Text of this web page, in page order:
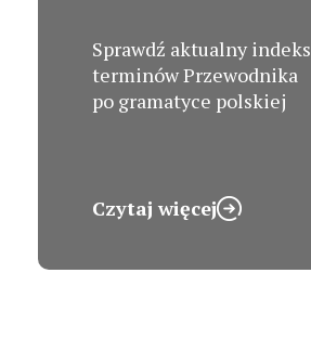
Sprawdź aktualny indeks
terminów Przewodnika
po gramatyce polskiej
Czytaj więcej